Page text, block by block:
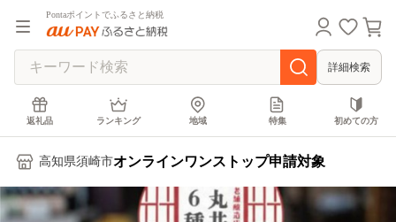
Pontaポイントでふるさと納税
詳細検索
返礼品 ランキング 地域 特集 初めての方
高知県須崎市オンラインワンストップ申請対象